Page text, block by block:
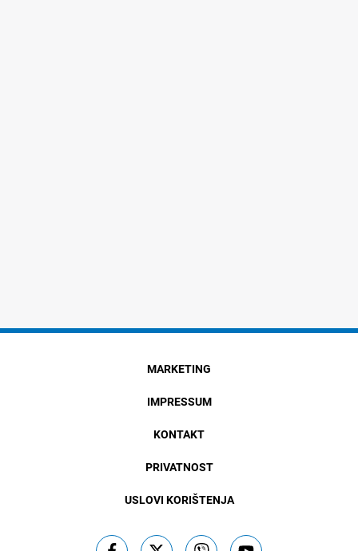
MARKETING
IMPRESSUM
KONTAKT
PRIVATNOST
USLOVI KORIŠTENJA